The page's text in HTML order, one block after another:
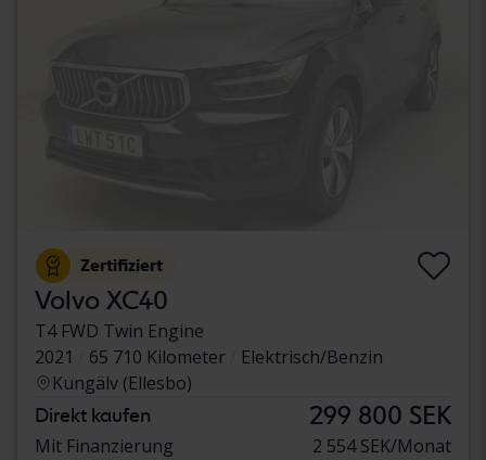
Zertifiziert
Volvo XC40
T4 FWD Twin Engine
2021
65 710 Kilometer
Elektrisch/Benzin
Kungälv (Ellesbo)
Direkt kaufen 299 800 SEK
Mit Finanzierung 2 554 SEK/Monat